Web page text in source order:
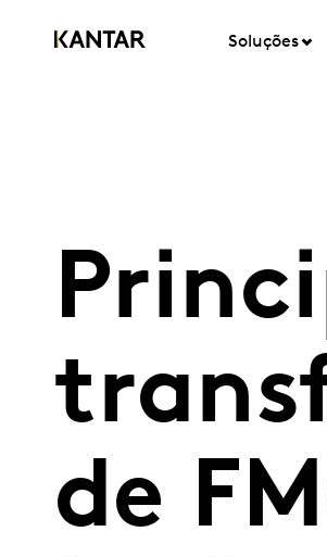
Soluções
de